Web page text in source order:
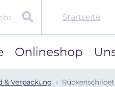
Startseite
Onlineshop
& Verpackung